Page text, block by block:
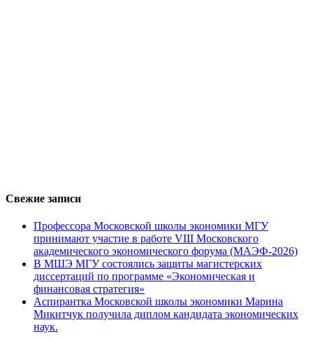
Свежие записи
Профессора Московской школы экономики МГУ
принимают участие в работе VIII Московского
академического экономического форума (МАЭФ-2026)
В МШЭ МГУ состоялись защиты магистерских
диссертаций по программе «Экономическая и
финансовая стратегия»
Аспирантка Московской школы экономики Марина
Микитчук получила диплом кандидата экономических
наук.